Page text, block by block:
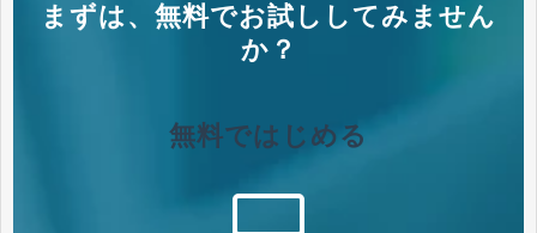
まずは、無料でお試ししてみません
か？
無料ではじめる